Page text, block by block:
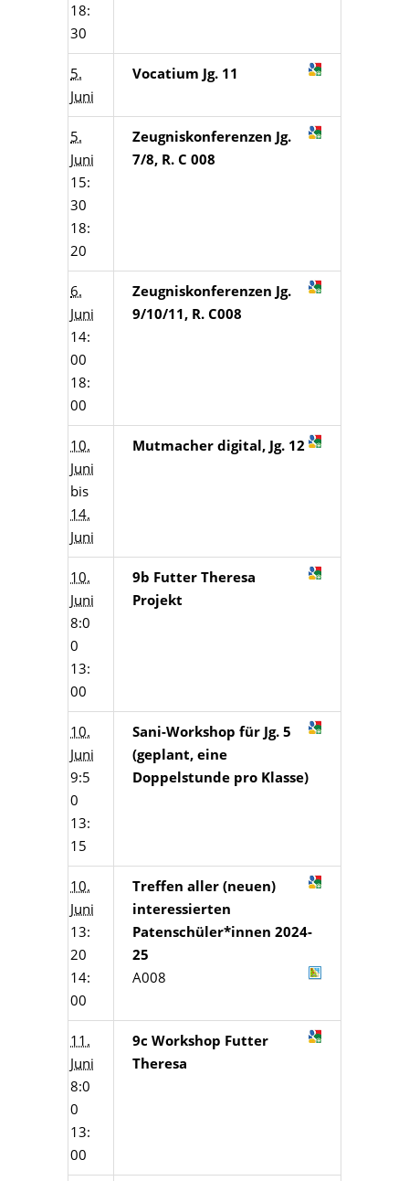
18:
30
5.
Juni
Vocatium Jg. 11
5.
Juni
15:
30
18:
20
Zeugniskonferenzen Jg.
7/8, R. C 008
6.
Juni
14:
00
18:
00
Zeugniskonferenzen Jg.
9/10/11, R. C008
10.
Juni
bis
14.
Juni
Mutmacher digital, Jg. 12
10.
Juni
8:0
0
13:
00
9b Futter Theresa
Projekt
10.
Juni
9:5
0
13:
15
Sani-Workshop für Jg. 5
(geplant, eine
Doppelstunde pro Klasse)
10.
Juni
13:
20
14:
00
Treffen aller (neuen)
interessierten
Patenschüler*innen 2024-
25
A008
11.
Juni
8:0
0
13:
00
9c Workshop Futter
Theresa